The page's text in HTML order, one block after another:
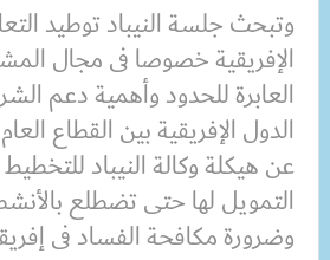
وتبحث جلسة النيباد توطيد
الإفريقية خصوصا فى مجال
العابرة للحدود وأهمية دعم
الدول الإفريقية بين القطاع
عن هيكلة وكالة النيباد
التمويل لها حتى تضطلع
وضرورة مكافحة الفساد فى